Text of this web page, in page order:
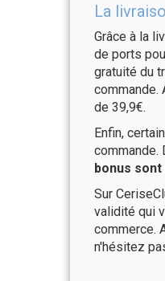
La
Grâce à la
de ports
gratuité du
commande.
de 39,9€.
Enfin,
commande.
bonus
Sur
validité qui
commerce.
n'hésitez